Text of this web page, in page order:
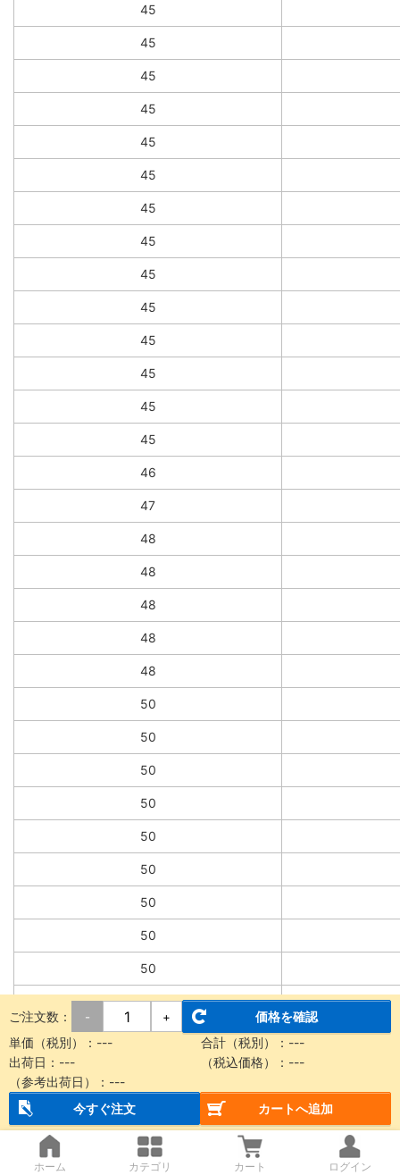
45
45
45
45
45
45
45
45
45
45
45
45
45
45
46
47
48
48
48
48
48
50
50
50
50
50
50
50
50
50
50
50
50
50
ご注文数： - +
価格を確認
単価（税別）： --- 合計（税別）： ---
出荷日： --- （税込価格）： ---
（参考出荷日）： ---
今すぐ注文
カートへ追加
ホーム カテゴリ カート ログイン